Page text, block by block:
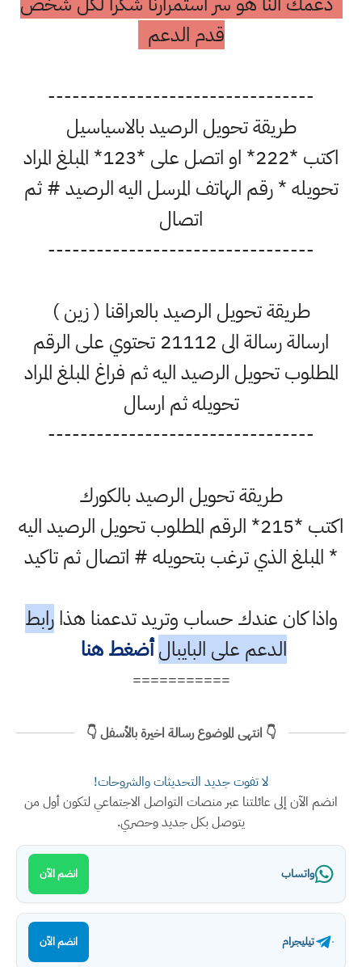
قدم الدعم
---------------------------------
طريقة تحويل الرصيد بالاسياسيل
اكتب *222* او اتصل على *123* المبلغ المراد
تحويله * رقم الهاتف المرسل اليه الرصيد # ثم
اتصال
---------------------------------
طريقة تحويل الرصيد بالعراقنا ( زين )
ارسالة رسالة الى 21112 تحتوي على الرقم
المطلوب تحويل الرصيد اليه ثم فراغ المبلغ المراد
تحويله ثم ارسال
---------------------------------
طريقة تحويل الرصيد بالكورك
اكتب *215* الرقم المطلوب تحويل الرصيد اليه
* المبلغ الذي ترغب بتحويله # اتصال ثم تاكيد
واذا كان عندك حساب وتريد تدعمنا هذارابط
الدعم على البايبال أضغط هنا
===========
👇 انتهى الموضوع رسالة اخيرة بالأسفل 👇
لا تفوت جديد التحديثات والشروحات!
انضم الآن إلى عائلتنا عبر منصات التواصل الاجتماعي لتكون أول من
يتوصل بكل جديد وحصري.
واتساب انضم الآن
تيليجرام انضم الآن